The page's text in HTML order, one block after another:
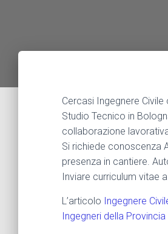
Cercasi Ingegnere
Studio Tecnico in
collaborazione
Si richiede conoscenza
presenza in cantiere.
Inviare curriculum vitae
L’articolo Ingegnere
Ingegneri della